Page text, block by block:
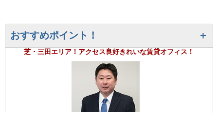
おすすめポイント！
芝・三田エリア！アクセス良好きれいな賃貸オフィス！